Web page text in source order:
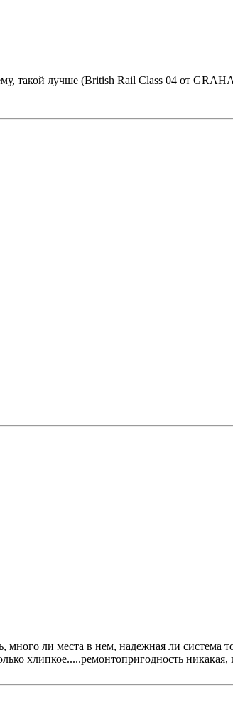
такой лучше (British Rail Class 04 от
ли места в нем, надежная ли система
хлипкое.....ремонтопригодность никакая,